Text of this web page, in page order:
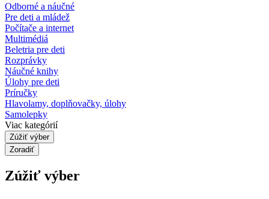
Odborné a náučné
Pre deti a mládež
Počítače a internet
Multimédiá
Beletria pre deti
Rozprávky
Náučné knihy
Úlohy pre deti
Príručky
Hlavolamy, doplňovačky, úlohy
Samolepky
Viac kategórií
Zúžiť výber
Zoradiť
Zúžiť výber